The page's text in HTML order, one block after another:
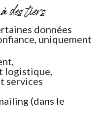
des tiers
données
uniquement
logistique,
services
(dans le